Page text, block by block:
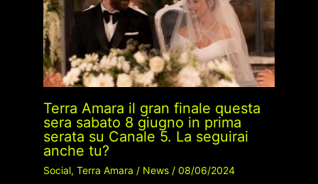
Terra Amara il gran finale questa
sera sabato 8 giugno in prima
serata su Canale 5. La seguirai
anche tu?
Social, Terra Amara / News/ 08/06/2024